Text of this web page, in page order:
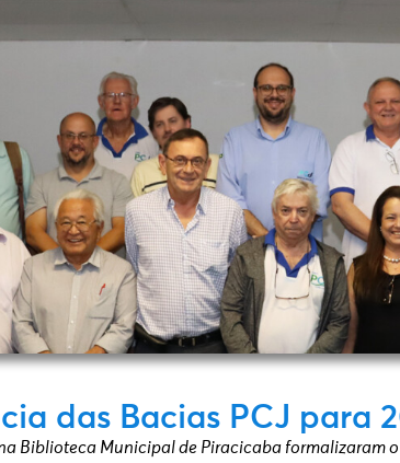
das Bacias PCJ para
Biblioteca Municipal de Piracicaba formalizaram